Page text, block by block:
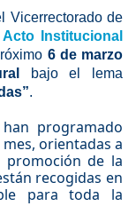
Vicerrectorado de
Acto Institucional
6 de marzo
bajoel lema
.
programado
orientadas a
promoción de la
recogidas en
para toda la